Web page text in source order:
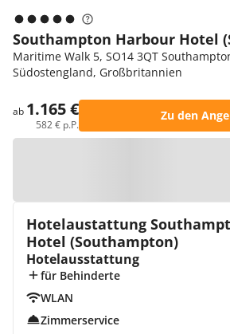
Southampton Harbour Hotel
Maritime Walk 5, SO14 3QT
Südostengland, Großbritannien
ab 1.165 €
582 € p.P.
Zu den
Hotelaustattung
Hotel (Southampton)
Hotelausstattung
für Behinderte
WLAN
Zimmerservice